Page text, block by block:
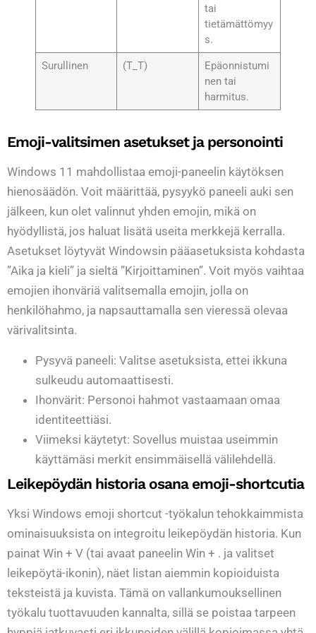
tai
tietämättömyy
s.
Surullinen (T_T)
Epäonnistumi
nen tai
harmitus.
Emoji-valitsimen asetukset ja personointi
Windows 11 mahdollistaa emoji-paneelin käytöksen
hienosäädön. Voit määrittää, pysyykö paneeli auki sen
jälkeen, kun olet valinnut yhden emojin, mikä on
hyödyllistä, jos haluat lisätä useita merkkejä kerralla.
Asetukset löytyvät Windowsin pääasetuksista kohdasta
”Aika ja kieli” ja sieltä ”Kirjoittaminen”. Voit myös vaihtaa
emojien ihonväriä valitsemalla emojin, jolla on
henkilöhahmo, ja napsauttamalla sen vieressä olevaa
värivalitsinta.
Pysyvä paneeli: Valitse asetuksista, ettei ikkuna
sulkeudu automaattisesti.
Ihonvärit: Personoi hahmot vastaamaan omaa
identiteettiäsi.
Viimeksi käytetyt: Sovellus muistaa useimmin
käyttämäsi merkit ensimmäisellä välilehdellä.
Leikepöydän historia osana emoji-shortcutia
Yksi Windows emoji shortcut -työkalun tehokkaimmista
ominaisuuksista on integroitu leikepöydän historia. Kun
painat Win + V (tai avaat paneelin Win + . ja valitset
leikepöytä-ikonin), näet listan aiemmin kopioiduista
teksteistä ja kuvista. Tämä on vallankumouksellinen
työkalu tuottavuuden kannalta, sillä se poistaa tarpeen